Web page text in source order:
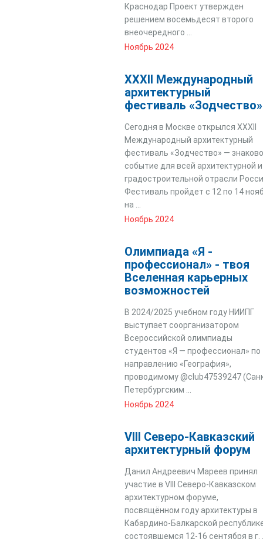
Краснодар Проект утвержден
решением восемьдесят второго
внеочередного ...
Ноябрь 2024
XXXII Международный
архитектурный
фестиваль «Зодчество»
Сегодня в Москве открылся XXXII
Международный архитектурный
фестиваль «Зодчество» —
событие для всей архитектурной и
градостроительной отрасли
Фестиваль пройдет с 12 по 14
на ...
Ноябрь 2024
Олимпиада «Я -
профессионал» - твоя
Вселенная карьерных
возможностей
В 2024/2025 учебном году НИИПГ
выступает соорганизатором
Всероссийской олимпиады
студентов «Я — профессионал» по
направлению «География»,
проводимому @club47539247
Петербургским ...
Ноябрь 2024
VIII Северо-Кавказский
архитектурный форум
Данил Андреевич Мареев принял
участие в VIII Северо-Кавказском
архитектурном форуме,
посвящённом году архитектуры в
Кабардино-Балкарской
состоявшемся 12-16 сентября в г. ...